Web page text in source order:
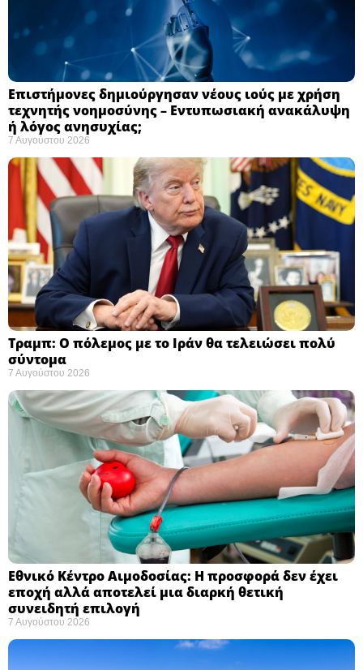
Επιστήμονες δημιούργησαν νέους ιούς με χρήση
τεχνητής νοημοσύνης – Εντυπωσιακή ανακάλυψη
ή λόγος ανησυχίας; ​
7 Αυγούστου 2026
Τραμπ: Ο πόλεμος με το Ιράν θα τελειώσει πολύ
σύντομα ​
7 Αυγούστου 2026
Εθνικό Κέντρο Αιμοδοσίας: H προσφορά δεν έχει
εποχή αλλά αποτελεί μια διαρκή θετική
συνειδητή επιλογή ​
7 Αυγούστου 2026